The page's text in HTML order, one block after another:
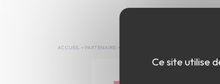
ACCUEIL > PARTENAIRE >
Ce site utilise